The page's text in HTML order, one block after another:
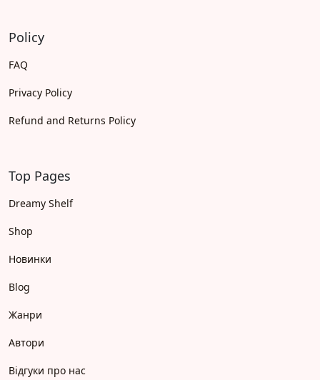
Policy
FAQ
Privacy Policy
Refund and Returns Policy
Top Pages
Dreamy Shelf
Shop
Новинки
Blog
Жанри
Автори
Відгуки про нас